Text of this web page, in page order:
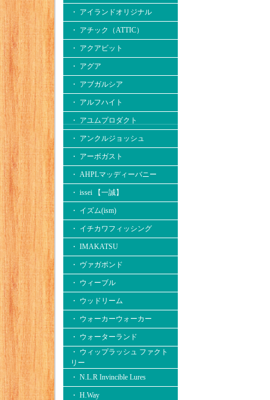
・ アイランドオリジナル
・ アチック（ATTIC）
・ アクアビット
・ アグア
・ アブガルシア
・ アルフハイト
・ アユムプロダクト
・ アンクルジョッシュ
・ アーボガスト
・ AHPLマッディーバニー
・ issei 【一誠】
・ イズム(ism)
・ イチカワフィッシング
・ IMAKATSU
・ ヴァガボンド
・ ウィーブル
・ ウッドリーム
・ ウォーカーウォーカー
・ ウォーターランド
・ ウィップラッシュ ファクト
リー
・ N.L.R Invincible Lures
・ H.Way